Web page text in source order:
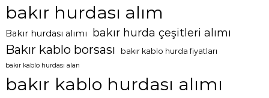
bakır hurdası alım
Bakır hurdası alımı bakır hurda çeşitleri alımı
Bakır kablo borsası bakır kablo hurda fiyatları
bakır kablo hurdası alan
bakır kablo hurdası alımı